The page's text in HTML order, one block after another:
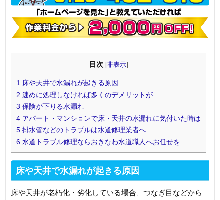
目次 [非表示]
1 床や天井で水漏れが起きる原因
2 速めに処理しなければ多くのデメリットが
3 保険が下りる水漏れ
4 アパート・マンションで床・天井の水漏れに気付いた時は
5 排水管などのトラブルは水道修理業者へ
6 水道トラブル修理ならおきなわ水道職人へお任せを
床や天井で水漏れが起きる原因
床や天井が老朽化・劣化している場合、つなぎ目などから